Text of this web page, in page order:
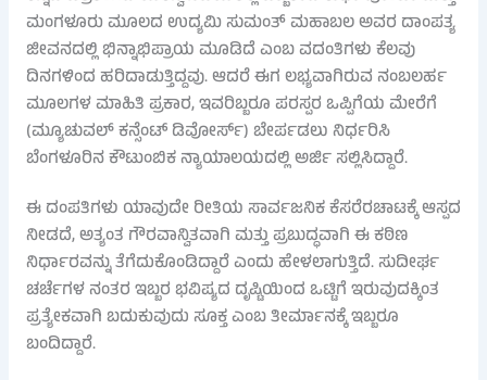
ಮಂಗಳೂರು ಮೂಲದ ಉದ್ಯಮಿ ಸುಮಂತ್ ಮಹಾಬಲ ಅವರ ದಾಂಪತ್ಯ
ಜೀವನದಲ್ಲಿ ಭಿನ್ನಾಭಿಪ್ರಾಯ ಮೂಡಿದೆ ಎಂಬ ವದಂತಿಗಳು ಕೆಲವು
ದಿನಗಳಿಂದ ಹರಿದಾಡುತ್ತಿದ್ದವು. ಆದರೆ ಈಗ ಲಭ್ಯವಾಗಿರುವ ನಂಬಲರ್ಹ
ಮೂಲಗಳ ಮಾಹಿತಿ ಪ್ರಕಾರ, ಇವರಿಬ್ಬರೂ ಪರಸ್ಪರ ಒಪ್ಪಿಗೆಯ ಮೇರೆಗೆ
(ಮ್ಯೂಚುವಲ್ ಕನ್ಸೆಂಟ್ ಡಿವೋರ್ಸ್) ಬೇರ್ಪಡಲು ನಿರ್ಧರಿಸಿ
ಬೆಂಗಳೂರಿನ ಕೌಟುಂಬಿಕ ನ್ಯಾಯಾಲಯದಲ್ಲಿ ಅರ್ಜಿ ಸಲ್ಲಿಸಿದ್ದಾರೆ.
ಈ ದಂಪತಿಗಳು ಯಾವುದೇ ರೀತಿಯ ಸಾರ್ವಜನಿಕ ಕೆಸರೆರಚಾಟಕ್ಕೆ ಆಸ್ಪದ
ನೀಡದೆ, ಅತ್ಯಂತ ಗೌರವಾನ್ವಿತವಾಗಿ ಮತ್ತು ಪ್ರಬುದ್ಧವಾಗಿ ಈ ಕಠಿಣ
ನಿರ್ಧಾರವನ್ನು ತೆಗೆದುಕೊಂಡಿದ್ದಾರೆ ಎಂದು ಹೇಳಲಾಗುತ್ತಿದೆ. ಸುದೀರ್ಘ
ಚರ್ಚೆಗಳ ನಂತರ ಇಬ್ಬರ ಭವಿಷ್ಯದ ದೃಷ್ಟಿಯಿಂದ ಒಟ್ಟಿಗೆ ಇರುವುದಕ್ಕಿಂತ
ಪ್ರತ್ಯೇಕವಾಗಿ ಬದುಕುವುದು ಸೂಕ್ತ ಎಂಬ ತೀರ್ಮಾನಕ್ಕೆ ಇಬ್ಬರೂ
ಬಂದಿದ್ದಾರೆ.